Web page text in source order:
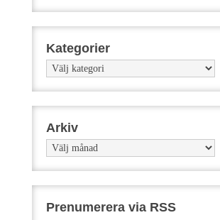
Kategorier
Kategorier
Arkiv
Arkiv
Prenumerera via RSS